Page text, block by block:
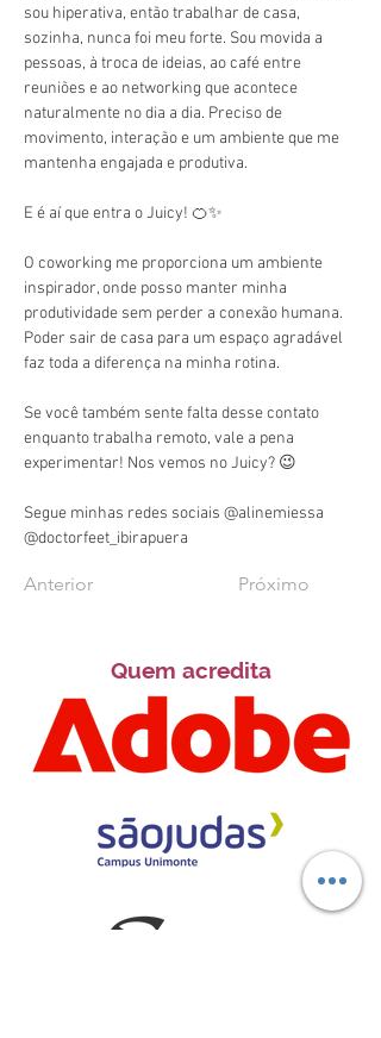
sou hiperativa, então trabalhar de casa,
sozinha, nunca foi meu forte. Sou movida a
pessoas, à troca de ideias, ao café entre
reuniões e ao networking que acontece
naturalmente no dia a dia. Preciso de
movimento, interação e um ambiente que me
mantenha engajada e produtiva.
E é aí que entra o Juicy! 🍊✨
O coworking me proporciona um ambiente
inspirador, onde posso manter minha
produtividade sem perder a conexão humana.
Poder sair de casa para um espaço agradável
faz toda a diferença na minha rotina.
Se você também sente falta desse contato
enquanto trabalha remoto, vale a pena
experimentar! Nos vemos no Juicy? 😉
Segue minhas redes sociais @alinemiessa
@doctorfeet_ibirapuera
Anterior Próximo
Quem acredita